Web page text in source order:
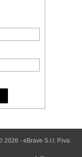
2026 - eBrave S.r.l. P.iva: